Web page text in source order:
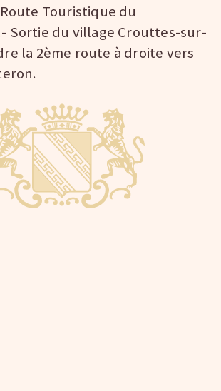
Touristique du
Sortie du village Crouttes-sur-
la 2ème route à droite vers